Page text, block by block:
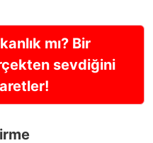
mı? Bir
sevdiğini